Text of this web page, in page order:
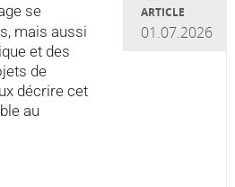
se
mais aussi
et des
de
décrire cet
au
ARTICLE
01.07.2026